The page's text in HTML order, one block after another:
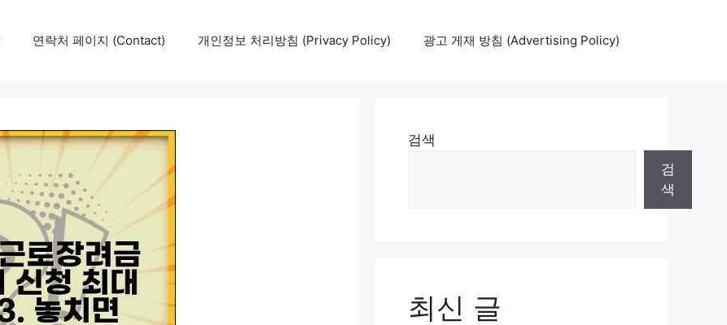
연락처 페이지 (Contact) 개인정보 처리방침 (Privacy Policy) 광고 게재 방침 (Advertising Policy)
검색
검
색
최신 글